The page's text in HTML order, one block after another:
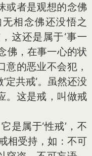
或者是观想的念佛
相念佛还没悟之
这还是属于‘事一
佛，在事一心的状
意的恶业不会犯，
定共戒’。虽然还没
。这是戒，叫做戒
是属于‘性戒’，不
相受持，如：不可